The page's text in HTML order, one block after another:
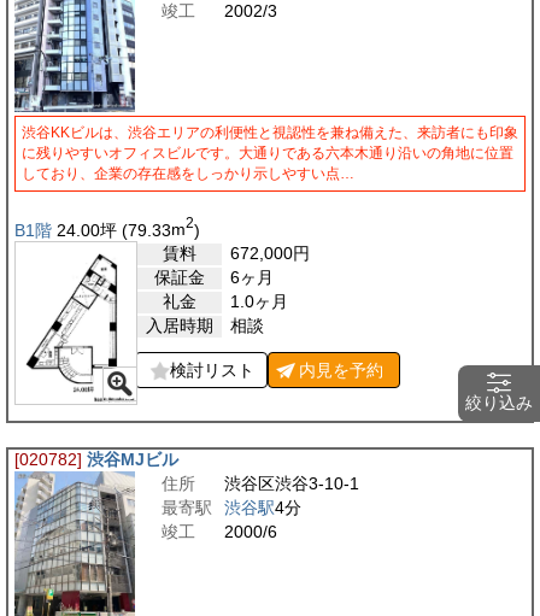
竣工
2002/3
渋谷KKビルは、渋谷エリアの利便性と視認性を兼ね備えた、来訪者にも印象
に残りやすいオフィスビルです。大通りである六本木通り沿いの角地に位置
しており、企業の存在感をしっかり示しやすい点…
B1階 24.00坪 (79.33m2)
賃料
672,000円
保証金
6ヶ月
礼金
1.0ヶ月
入居時期
相談
検討リスト 内見を予約
[020782] 渋谷MJビル
住所
渋谷区渋谷3-10-1
最寄駅
渋谷駅4分
竣工
2000/6
絞り込み